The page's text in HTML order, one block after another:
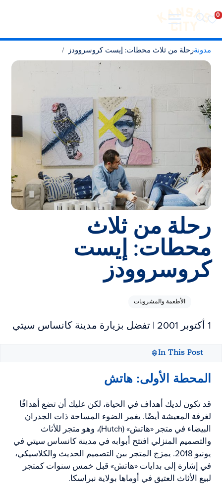
تفضل بزيارة مدينة كانساس سيتي
الانتقال إلى المحتوى
مدونةرحلة من ثلاث محطات: إيست كروسروودز
رحلة من ثلاث
محطات: إيست
كروسروودز
الأطعمة والمشروبات
1 أكتوبر 2001 | تفضل بزيارة مدينة كانساس سيتي
In This Post
المحطة الأولى: هاتش
قد تكون لديك أهداف في الحياة، لكن عليك أن تضع أهدافًا
لغرفة المعيشة أيضًا. يغمر الضوء المساحة ذات الجدران
البيضاء في متجر «هاتش» (Hutch)، وهو متجر للأثاث
والتصميم المنزلي افتتح أبوابه في مدينة كانساس سيتي في
يونيو 2018. يمزج المتجر بين التصميم الحديث والكلاسيكي،
في إشارة إلى بدايات «هاتش» قبل خمس سنوات كمتجر
لبيع الأثاث العتيق في أوماها بولاية نبراسكا.